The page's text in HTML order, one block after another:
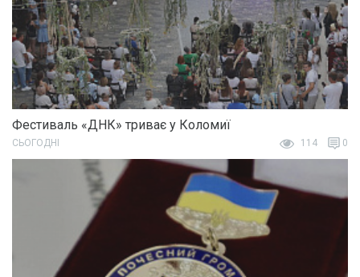
Фестиваль «ДНК» триває у Коломиї
СЬОГОДНІ 114 0